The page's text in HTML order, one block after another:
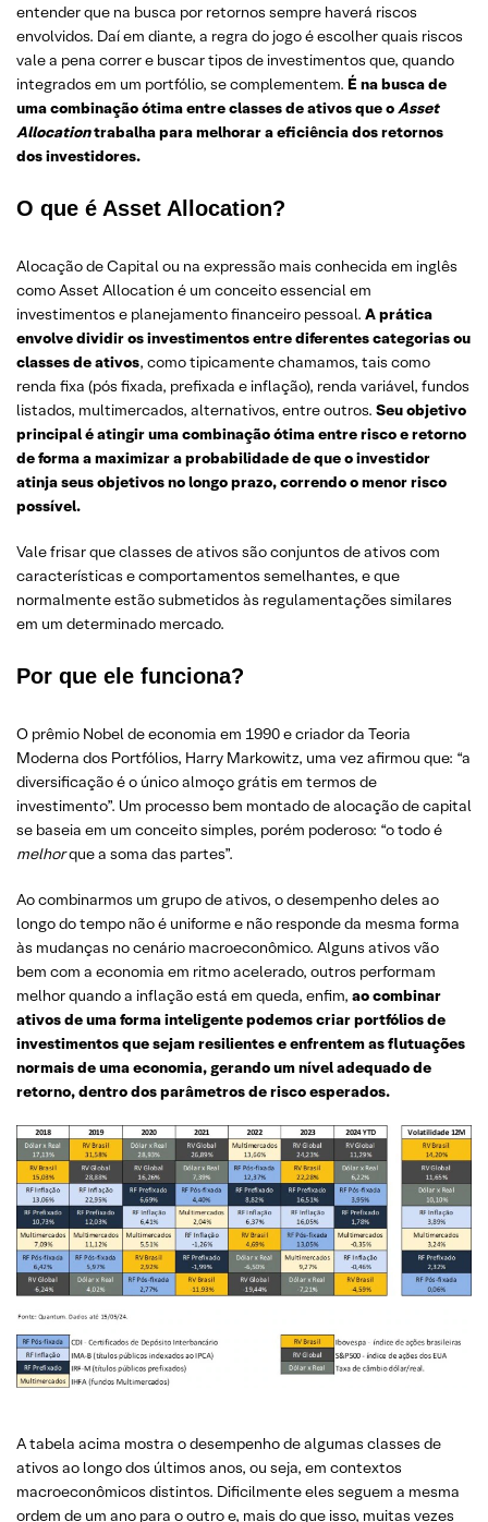
entender que na busca por retornos sempre haverá riscos
envolvidos. Daí em diante, a regra do jogo é escolher quais riscos
vale a pena correr e buscar tipos de investimentos que, quando
integrados em um portfólio, se complementem. É na busca de
uma combinação ótima entre classes de ativos que oAsset
Allocationtrabalha para melhorar a eficiência dos retornos
dos investidores.
O que é Asset Allocation?
Alocação de Capital ou na expressão mais conhecida em inglês
como Asset Allocation é um conceito essencial em
investimentos e planejamento financeiro pessoal. A prática
envolve dividir os investimentos entre diferentes categorias ou
classes de ativos, como tipicamente chamamos, tais como
renda fixa (pós fixada, prefixada e inflação), renda variável, fundos
listados, multimercados, alternativos, entre outros. Seu objetivo
principal é atingir uma combinação ótima entre risco e retorno
de forma a maximizar a probabilidade de que o investidor
atinja seus objetivos no longo prazo, correndo o menor risco
possível.
Vale frisar que classes de ativos são conjuntos de ativos com
características e comportamentos semelhantes, e que
normalmente estão submetidos às regulamentações similares
em um determinado mercado.
Por que ele funciona?
O prêmio Nobel de economia em 1990 e criador da Teoria
Moderna dos Portfólios, Harry Markowitz, uma vez afirmou que: “a
diversificação é o único almoço grátis em termos de
investimento”. Um processo bem montado de alocação de capital
se baseia em um conceito simples, porém poderoso: “o todo é
melhorque a soma das partes”.
Ao combinarmos um grupo de ativos, o desempenho deles ao
longo do tempo não é uniforme e não responde da mesma forma
às mudanças no cenário macroeconômico. Alguns ativos vão
bem com a economia em ritmo acelerado, outros performam
melhor quando a inflação está em queda, enfim, ao combinar
ativos de uma forma inteligente podemos criar portfólios de
investimentos que sejam resilientes e enfrentem as flutuações
normais de uma economia, gerando um nível adequado de
retorno, dentro dos parâmetros de risco esperados.
A tabela acima mostra o desempenho de algumas classes de
ativos ao longo dos últimos anos, ou seja, em contextos
macroeconômicos distintos. Dificilmente eles seguem a mesma
ordem de um ano para o outro e, mais do que isso, muitas vezes